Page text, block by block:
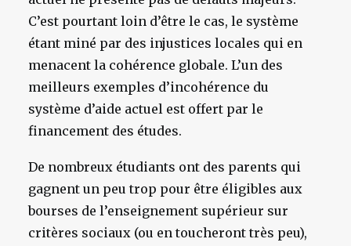
C’est pourtant loin d’être le cas, le système
étant miné par des injustices locales qui en
menacent la cohérence globale. L’un des
meilleurs exemples d’incohérence du
système d’aide actuel est offert par le
financement des études.
De nombreux étudiants ont des parents qui
gagnent un peu trop pour être éligibles aux
bourses de l’enseignement supérieur sur
critères sociaux (ou en toucheront très peu),